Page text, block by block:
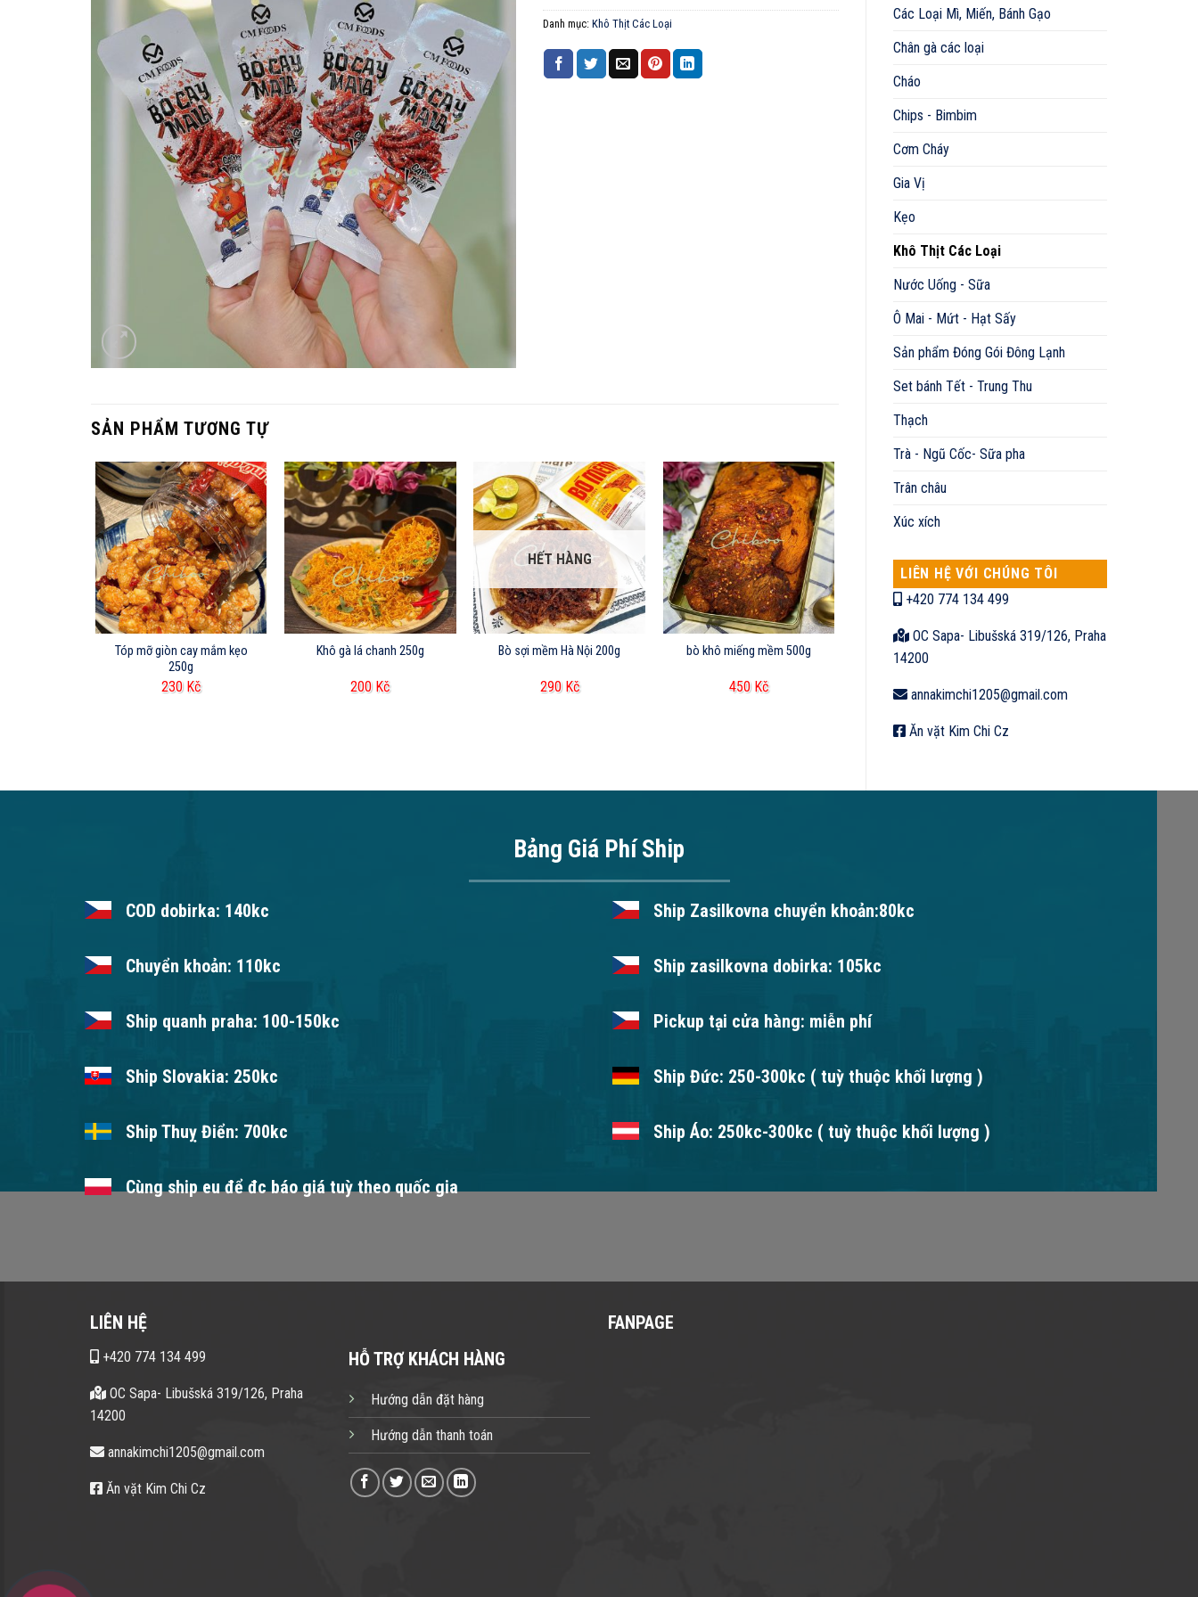
Các Loại Mì, Miến, Bánh Gạo
Chân gà các loại
Cháo
Chips - Bimbim
Cơm Cháy
Gia Vị
Kẹo
Khô Thịt Các Loại
Nước Uống - Sữa
Ô Mai - Mứt - Hạt Sấy
Sản phẩm Đóng Gói Đông Lạnh
Set bánh Tết - Trung Thu
Thạch
Trà - Ngũ Cốc- Sữa pha
Trân châu
Xúc xích
LIÊN HỆ VỚI CHÚNG TÔI
+420 774 134 499
OC Sapa- Libušská 319/126, Praha
14200
annakimchi1205@gmail.com
Ăn vặt Kim Chi Cz
Danh mục: Khô Thịt Các Loại
SẢN PHẨM TƯƠNG TỰ
Tóp mỡ giòn cay mắm kẹo
250g
230 Kč
Khô gà lá chanh 250g
200 Kč
HẾT HÀNG
Bò sợi mềm Hà Nội 200g
290 Kč
bò khô miếng mềm 500g
450 Kč
Bảng Giá Phí Ship
COD dobirka: 140kc Ship Zasilkovna chuyển khoản:80kc
Chuyển khoản: 110kc Ship zasilkovna dobirka: 105kc
Ship quanh praha: 100-150kc Pickup tại cửa hàng: miễn phí
Ship Slovakia: 250kc Ship Đức: 250-300kc ( tuỳ thuộc khối lượng )
Ship Thuỵ Điển: 700kc Ship Áo: 250kc-300kc ( tuỳ thuộc khối lượng )
Cùng ship eu để đc báo giá tuỳ theo quốc gia
LIÊN HỆ
+420 774 134 499
OC Sapa- Libušská 319/126, Praha
14200
annakimchi1205@gmail.com
Ăn vặt Kim Chi Cz
HỖ TRỢ KHÁCH HÀNG
Hướng dẫn đặt hàng
Hướng dẫn thanh toán
FANPAGE